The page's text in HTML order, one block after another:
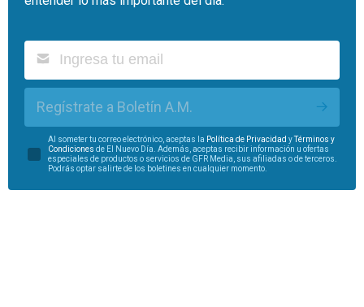
Regístrate a Boletín A.M.
Al someter tu correo electrónico, aceptas la Política de Privacidad yTérminos y
Condiciones de El Nuevo Día. Además, aceptas recibir información u ofertas
especiales de productos o servicios de GFR Media, sus afiliadas o de terceros.
Podrás optar salirte de los boletines en cualquier momento.